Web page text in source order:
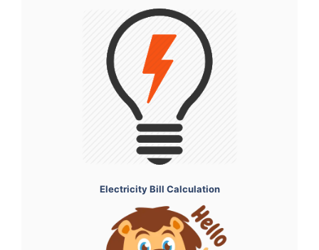
Electricity Bill Calculation